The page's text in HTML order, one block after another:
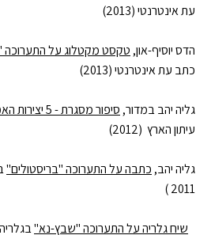
עת אינטרנטי (2013)
הדס יוסיף-און, טקסט מקטלוג על התערוכה
כתב עת אינטרנטי (2013)
גליה יהב במדור, סיפור מסגרת - 5 יצירות האמנות של השבוע
עיתון הארץ (2012)
גליה יהב, כתבה על התערוכה "בריסטולים"
2011 )
שיח גלריה על התערוכה "שבץ-נא"בגלריה